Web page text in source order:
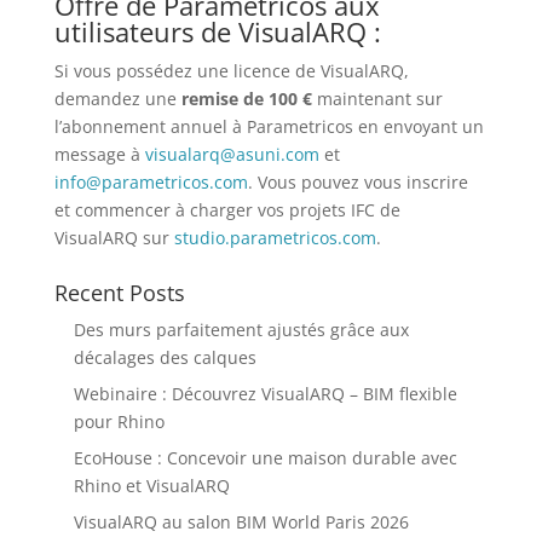
utilisateurs de VisualARQ :
Si vous possédez une licence de VisualARQ,
demandez une remise de 100 €maintenant sur
l’abonnement annuel à Parametricos en envoyant un
message à visualarq@asuni.com et
info@parametricos.com. Vous pouvez vous inscrire
et commencer à charger vos projets IFC de
VisualARQ sur studio.parametricos.com.
Recent Posts
Des murs parfaitement ajustés grâce aux
décalages des calques
Webinaire : Découvrez VisualARQ – BIM flexible
pour Rhino
EcoHouse : Concevoir une maison durable avec
Rhino et VisualARQ
VisualARQ au salon BIM World Paris 2026